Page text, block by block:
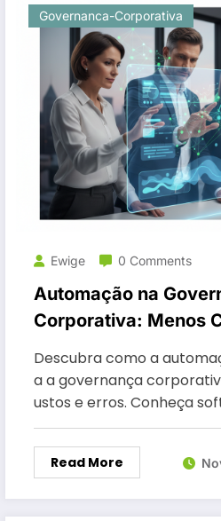
Governanca-Corporativa
Ewige 0 Comments
Automação na
Corporativa: Menos
Erros
Descubra como a
a a governança
ustos e erros. Conheça
Read More